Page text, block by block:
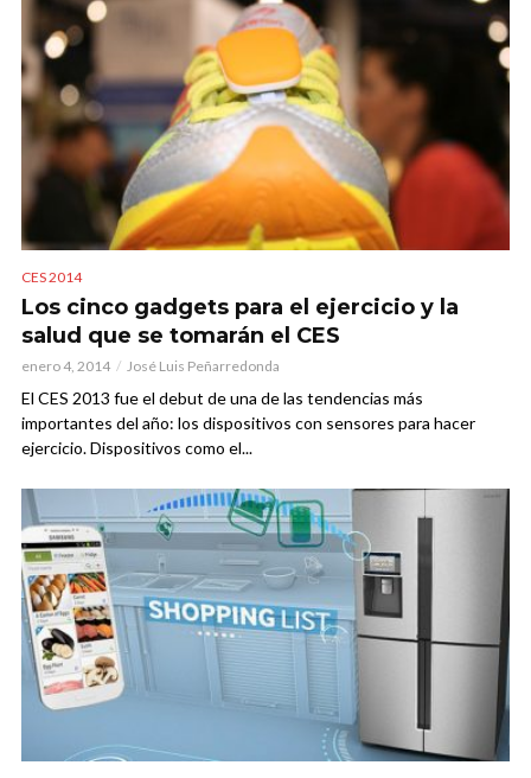
CES 2014
Los cinco gadgets para el ejercicio y la
salud que se tomarán el CES
enero 4, 2014 José Luis Peñarredonda
El CES 2013 fue el debut de una de las tendencias más
importantes del año: los dispositivos con sensores para hacer
ejercicio. Dispositivos como el...